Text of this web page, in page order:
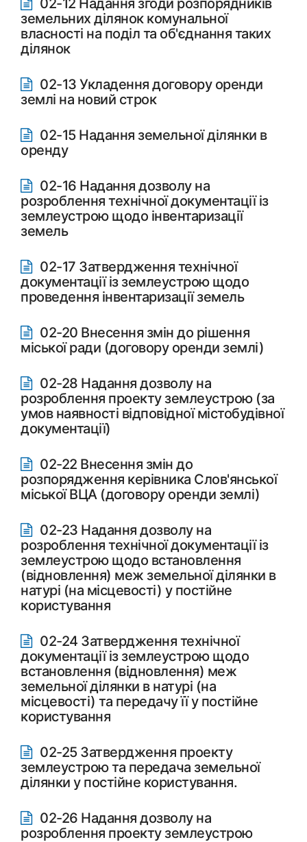
02-12 Надання згоди розпорядників
земельних ділянок комунальної
власності на поділ та об'єднання таких
ділянок
02-13 Укладення договору оренди
землі на новий строк
02-15 Надання земельної ділянки в
оренду
02-16 Надання дозволу на
розроблення технічної документації із
землеустрою щодо інвентаризації
земель
02-17 Затвердження технічної
документації із землеустрою щодо
проведення інвентаризації земель
02-20 Внесення змін до рішення
міської ради (договору оренди землі)
02-28 Надання дозволу на
розроблення проекту землеустрою (за
умов наявності відповідної містобудівної
документації)
02-22 Внесення змін до
розпорядження керівника Слов'янської
міської ВЦА (договору оренди землі)
02-23 Надання дозволу на
розроблення технічної документації із
землеустрою щодо встановлення
(відновлення) меж земельної ділянки в
натурі (на місцевості) у постійне
користування
02-24 Затвердження технічної
документації із землеустрою щодо
встановлення (відновлення) меж
земельної ділянки в натурі (на
місцевості) та передачу її у постійне
користування
02-25 Затвердження проекту
землеустрою та передача земельної
ділянки у постійне користування.
02-26 Надання дозволу на
розроблення проекту землеустрою